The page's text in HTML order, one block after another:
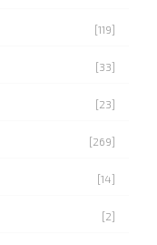
[119]
[33]
[23]
[269]
[14]
[2]